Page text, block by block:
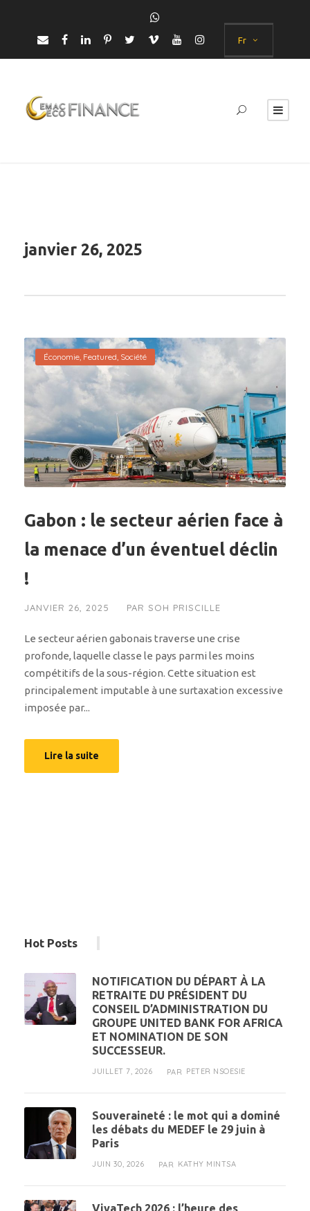
Fr
janvier 26, 2025
Économie, Featured, Société
Gabon : le secteur aérien face à
la menace d’un éventuel déclin
!
JANVIER 26, 2025 PAR SOH PRISCILLE
Le secteur aérien gabonais traverse une crise
profonde, laquelle classe le pays parmi les moins
compétitifs de la sous-région. Cette situation est
principalement imputable à une surtaxation excessive
imposée par...
Lire la suite
Hot Posts
NOTIFICATION DU DÉPART À LA
RETRAITE DU PRÉSIDENT DU
CONSEIL D’ADMINISTRATION DU
GROUPE UNITED BANK FOR AFRICA
ET NOMINATION DE SON
SUCCESSEUR.
JUILLET 7, 2026 PAR PETER NSOESIE
Souveraineté : le mot qui a dominé
les débats du MEDEF le 29 juin à
Paris
JUIN 30, 2026 PAR KATHY MINTSA
VivaTech 2026 : l’heure des